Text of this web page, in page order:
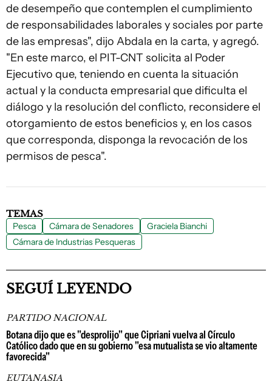
de desempeño que contemplen el cumplimiento
de responsabilidades laborales y sociales por parte
de las empresas", dijo Abdala en la carta, y agregó.
"En este marco, el PIT-CNT solicita al Poder
Ejecutivo que, teniendo en cuenta la situación
actual y la conducta empresarial que dificulta el
diálogo y la resolución del conflicto, reconsidere el
otorgamiento de estos beneficios y, en los casos
que corresponda, disponga la revocación de los
permisos de pesca".
TEMAS
Pesca Cámara de Senadores
Graciela Bianchi
Cámara de lndustrias Pesqueras
SEGUÍ LEYENDO
PARTIDO NACIONAL
Botana dijo que es "desprolijo" que Cipriani vuelva al Círculo
Católico dado que en su gobierno "esa mutualista se vio altamente
favorecida"
EUTANASIA